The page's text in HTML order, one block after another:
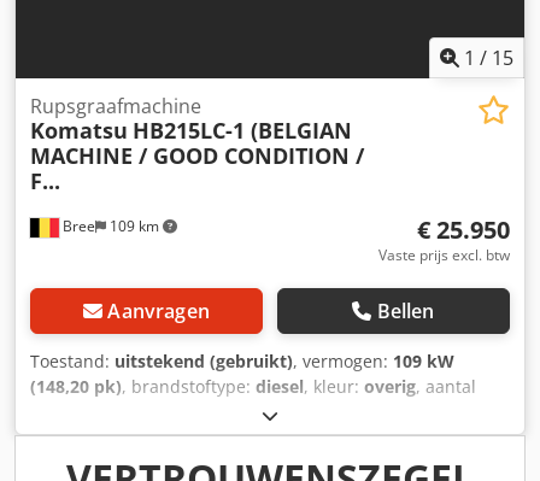
1 / 15
Bree 109 km
Rupsgraafmachine
Komatsu HB215LC-1 (BELGIAN
MACHINE / GOOD CONDITION /
F...
€ 25.950
Vaste prijs excl. btw
Aanvragen Bellen
Toestand: uitstekend (gebruikt), vermogen: 109 kW
(148,20 pk), brandstoftype: diesel, kleur: overig, aantal
, eerste registratie:
bedrijfsturen:12.915 h, Uitrusting:airconditioning, =
Aanvullende opties en accessoires = - Dagcabine - Radio